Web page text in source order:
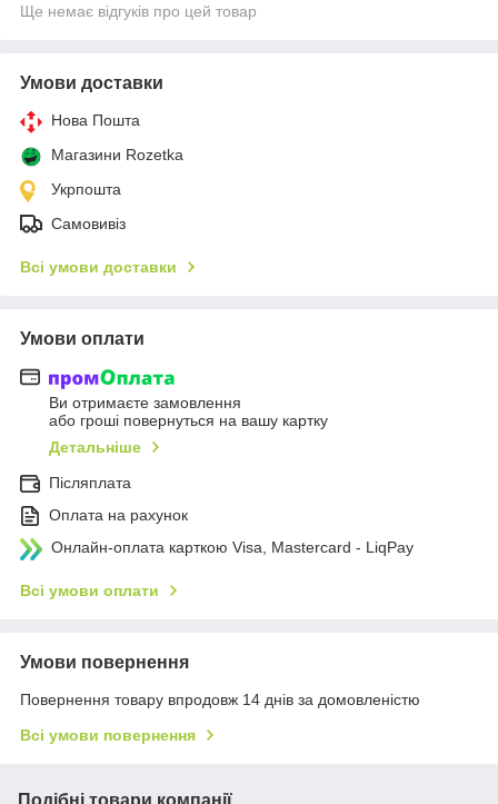
Ще немає відгуків про цей товар
Умови доставки
Нова Пошта
Магазини Rozetka
Укрпошта
Самовивіз
Всі умови доставки
Умови оплати
Ви отримаєте замовлення
або гроші повернуться на вашу картку
Детальніше
Післяплата
Оплата на рахунок
Онлайн-оплата карткою Visa, Mastercard - LiqPay
Всі умови оплати
Умови повернення
Повернення товару впродовж 14 днів за домовленістю
Всі умови повернення